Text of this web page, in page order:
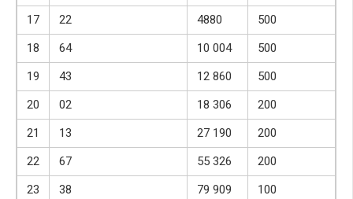
17 22 4880
500
18
64 10 004
500
19
43 12 860
500
20
02 18 306
200
21
13 27 190
200
22
67 55 326
200
23
38 79 909
100